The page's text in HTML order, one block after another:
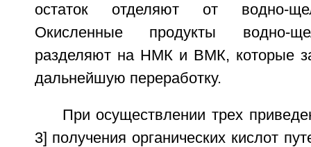
остаток отделяют от водно-
Окисленные продукты водно-
разделяют на НМК и ВМК, которые
дальнейшую переработку.
При осуществлении трех
3] получения органических кислот